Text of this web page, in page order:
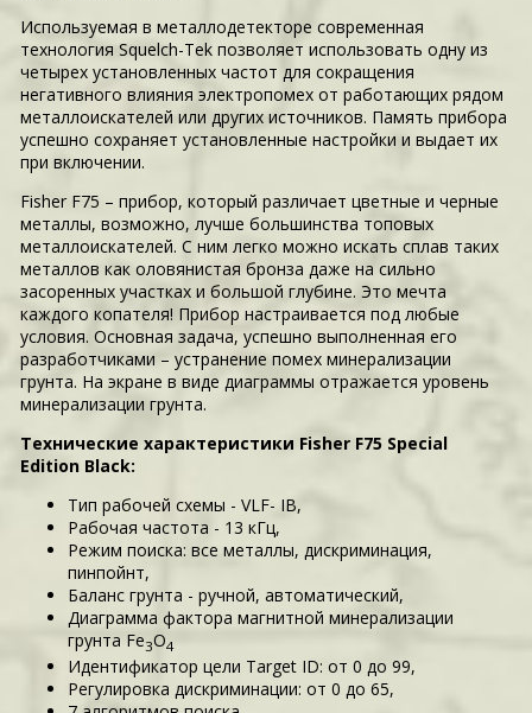
Используемая в металлодетекторе современная
технология Squelch-Tek позволяет использовать одну из
четырех установленных частот для сокращения
негативного влияния электропомех от работающих рядом
металлоискателей или других источников. Память прибора
успешно сохраняет установленные настройки и выдает их
при включении.
Fisher F75 – прибор, который различает цветные и черные
металлы, возможно, лучше большинства топовых
металлоискателей. С ним легко можно искать сплав таких
металлов как оловянистая бронза даже на сильно
засоренных участках и большой глубине. Это мечта
каждого копателя! Прибор настраивается под любые
условия. Основная задача, успешно выполненная его
разработчиками – устранение помех минерализации
грунта. На экране в виде диаграммы отражается уровень
минерализации грунта.
Технические характеристики Fisher F75 Special
Edition Black:
Тип рабочей схемы - VLF- IB,
Рабочая частота - 13 кГц,
Режим поиска: все металлы, дискриминация,
пинпойнт,
Баланс грунта - ручной, автоматический,
Диаграмма фактора магнитной минерализации
грунта Fe3O4
Идентификатор цели Target ID: от 0 до 99,
Регулировка дискриминации: от 0 до 65,